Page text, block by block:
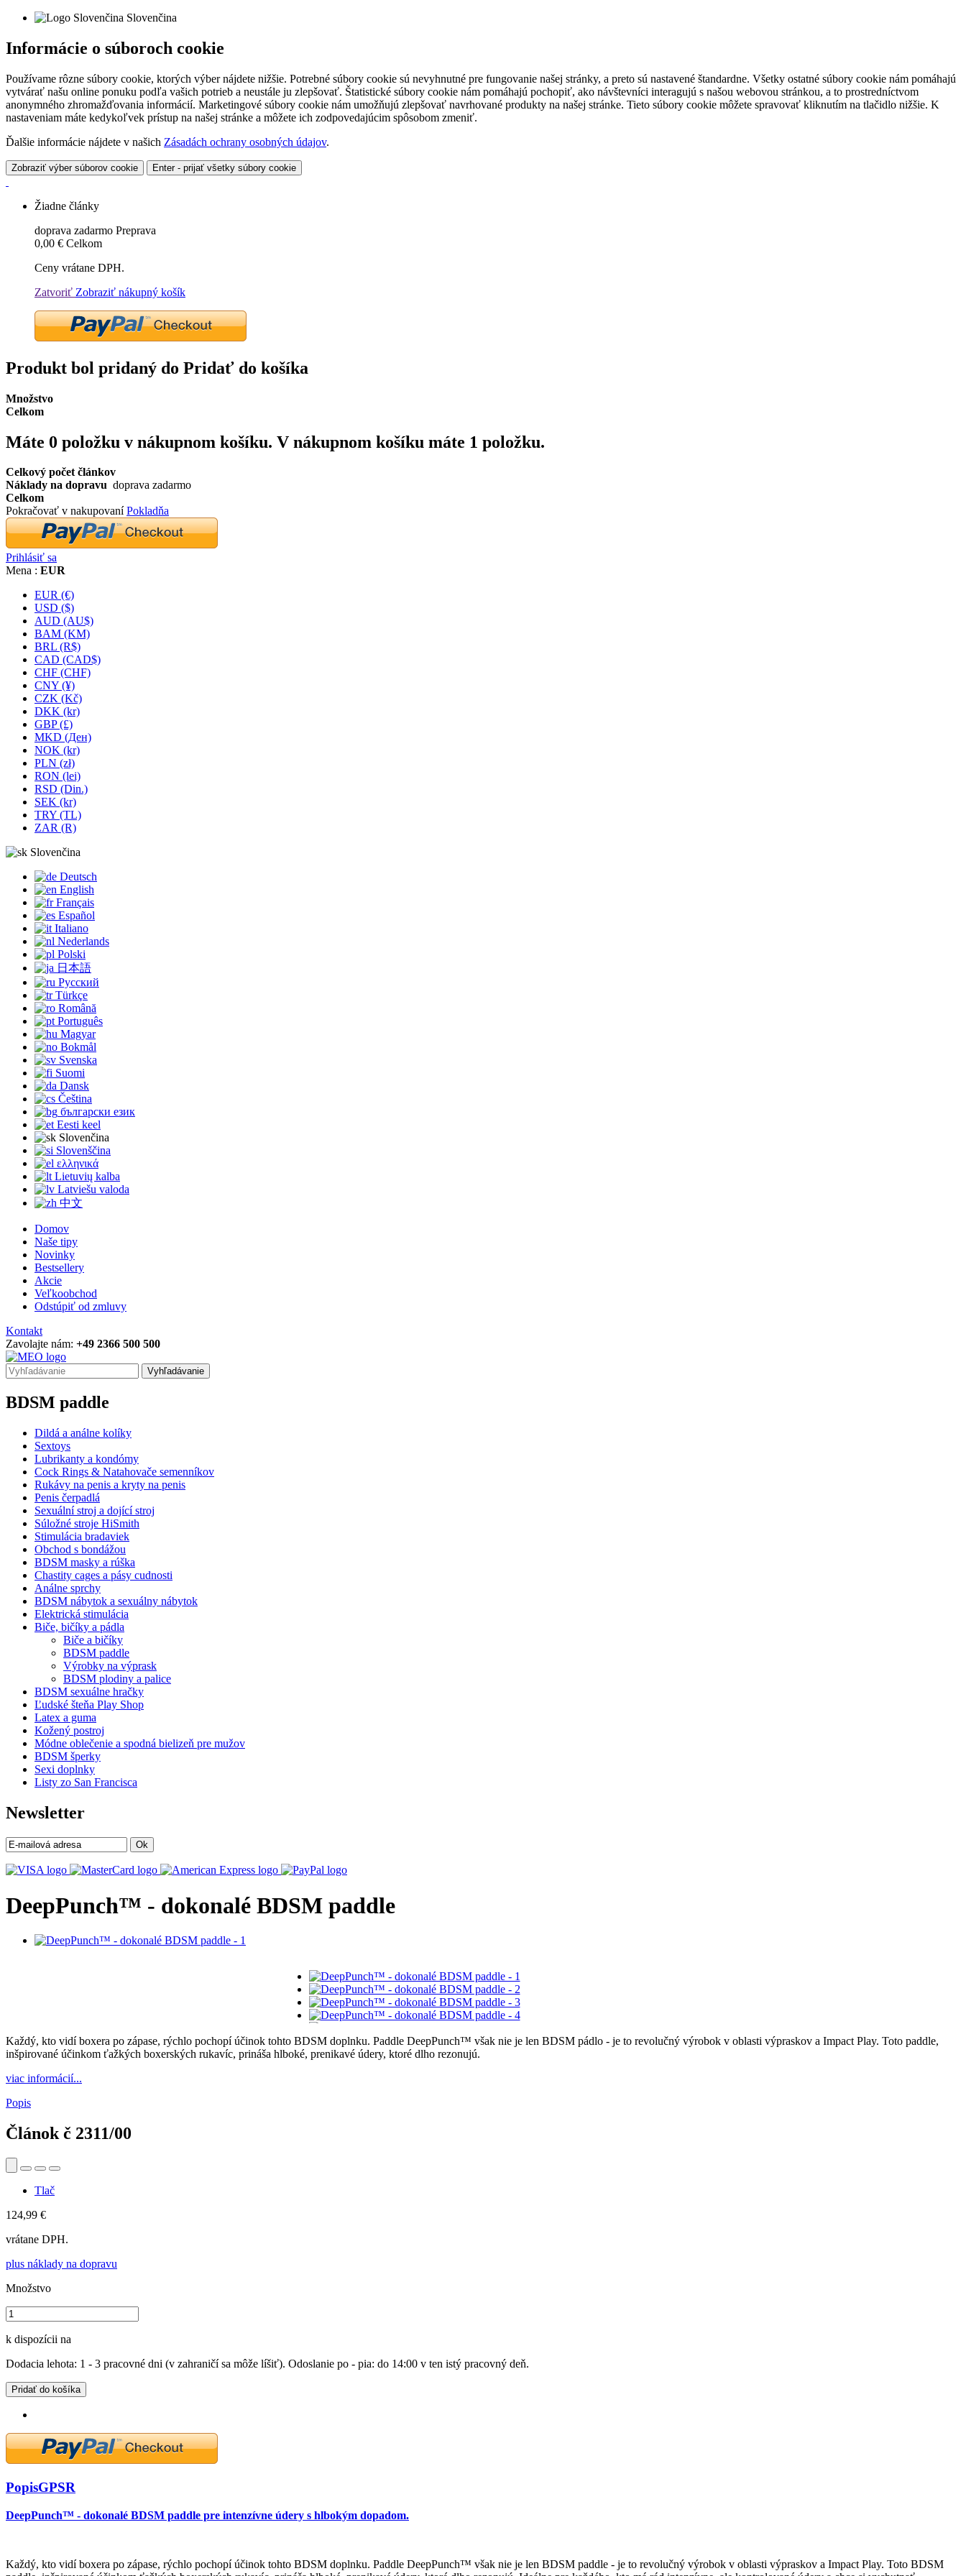
Slovenčina
Informácie o súboroch cookie
Používame rôzne súbory cookie, ktorých výber nájdete nižšie. Potrebné súbory cookie sú nevyhnutné pre fungovanie našej stránky, a preto sú nastavené štandardne. Všetky ostatné súbory cookie nám pomáhajú
vytvárať našu online ponuku podľa vašich potrieb a neustále ju zlepšovať. Štatistické súbory cookie nám pomáhajú pochopiť, ako návštevníci interagujú s našou webovou stránkou, a to prostredníctvom
anonymného zhromažďovania informácií. Marketingové súbory cookie nám umožňujú zlepšovať navrhované produkty na našej stránke. Tieto súbory cookie môžete spravovať kliknutím na tlačidlo nižšie. K
nastaveniam máte kedykoľvek prístup na našej stránke a môžete ich zodpovedajúcim spôsobom zmeniť.
Ďalšie informácie nájdete v našich Zásadách ochrany osobných údajov.
Zobraziť výber súborov cookie Enter - prijať všetky súbory cookie
Žiadne články
doprava zadarmo Preprava
0,00 € Celkom
Ceny vrátane DPH.
Zatvoriť Zobraziť nákupný košík
Produkt bol pridaný do Pridať do košíka
Množstvo
Celkom
Máte 0 položku v nákupnom košíku. V nákupnom košíku máte 1 položku.
Celkový počet článkov
Náklady na dopravu doprava zadarmo
Celkom
Pokračovať v nakupovaníPokladňa
Prihlásiť sa
Mena : EUR
EUR (€)
USD ($)
AUD (AU$)
BAM (KM)
BRL (R$)
CAD (CAD$)
CHF (CHF)
CNY (¥)
CZK (Kč)
DKK (kr)
GBP (£)
MKD (Ден)
NOK (kr)
PLN (zł)
RON (lei)
RSD (Din.)
SEK (kr)
TRY (TL)
ZAR (R)
Slovenčina
Deutsch
English
Français
Español
Italiano
Nederlands
Polski
日本語
Русский
Türkçe
Română
Português
Magyar
Bokmål
Svenska
Suomi
Dansk
Čeština
български език
Eesti keel
Slovenčina
Slovenščina
ελληνικά
Lietuvių kalba
Latviešu valoda
中文
Domov
Naše tipy
Novinky
Bestsellery
Akcie
Veľkoobchod
Odstúpiť od zmluvy
Kontakt
Zavolajte nám: +49 2366 500 500
Vyhľadávanie
BDSM paddle
Dildá a análne kolíky
Sextoys
Lubrikanty a kondómy
Cock Rings & Natahovače semenníkov
Rukávy na penis a kryty na penis
Penis čerpadlá
Sexuální stroj a dojící stroj
Súložné stroje HiSmith
Stimulácia bradaviek
Obchod s bondážou
BDSM masky a rúška
Chastity cages a pásy cudnosti
Análne sprchy
BDSM nábytok a sexuálny nábytok
Elektrická stimulácia
Biče, bičíky a pádla
Biče a bičíky
BDSM paddle
Výrobky na výprask
BDSM plodiny a palice
BDSM sexuálne hračky
Ľudské šteňa Play Shop
Latex a guma
Kožený postroj
Módne oblečenie a spodná bielizeň pre mužov
BDSM šperky
Sexi doplnky
Listy zo San Francisca
Newsletter
Ok
DeepPunch™ - dokonalé BDSM paddle
Každý, kto vidí boxera po zápase, rýchlo pochopí účinok tohto BDSM doplnku. Paddle DeepPunch™ však nie je len BDSM pádlo - je to revolučný výrobok v oblasti výpraskov a Impact Play. Toto paddle,
inšpirované účinkom ťažkých boxerských rukavíc, prináša hlboké, prenikavé údery, ktoré dlho rezonujú.
viac informácií...
Popis
Článok č 2311/00
Tlač
124,99 €
vrátane DPH.
plus náklady na dopravu
Množstvo
k dispozícii na
Dodacia lehota: 1 - 3 pracovné dni (v zahraničí sa môže líšiť). Odoslanie po - pia: do 14:00 v ten istý pracovný deň.
Pridať do košíka
PopisGPSR
DeepPunch™ - dokonalé BDSM paddle pre intenzívne údery s hlbokým dopadom.
Každý, kto vidí boxera po zápase, rýchlo pochopí účinok tohto BDSM doplnku. Paddle DeepPunch™ však nie je len BDSM paddle - je to revolučný výrobok v oblasti výpraskov a Impact Play. Toto BDSM